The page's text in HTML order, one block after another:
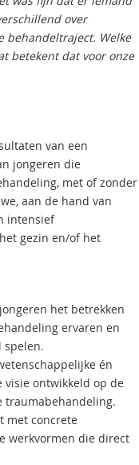
over
behandeltraject. Welke
betekent dat voor onze
van een
jongeren die
met of zonder
aan de hand van
intensief
gezin en/of het
het betrekken
ervaren en
spelen.
én
visie ontwikkeld op de
traumabehandeling.
met concrete
werkvormen die direct